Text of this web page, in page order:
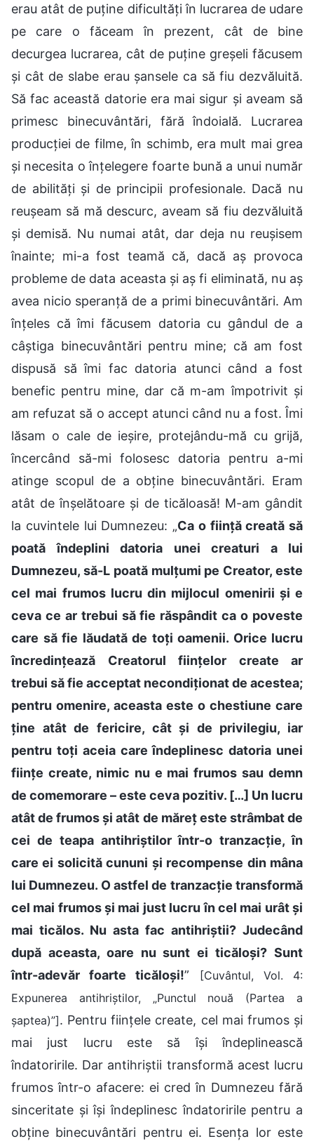
erau atât de puține dificultăți în lucrarea de udare
pe care o făceam în prezent, cât de bine
decurgea lucrarea, cât de puține greșeli făcusem
și cât de slabe erau șansele ca să fiu dezvăluită.
Să fac această datorie era mai sigur și aveam să
primesc binecuvântări, fără îndoială. Lucrarea
producției de filme, în schimb, era mult mai grea
și necesita o înțelegere foarte bună a unui număr
de abilități și de principii profesionale. Dacă nu
reușeam să mă descurc, aveam să fiu dezvăluită
și demisă. Nu numai atât, dar deja nu reușisem
înainte; mi-a fost teamă că, dacă aș provoca
probleme de data aceasta și aș fi eliminată, nu aș
avea nicio speranță de a primi binecuvântări. Am
înțeles că îmi făcusem datoria cu gândul de a
câștiga binecuvântări pentru mine; că am fost
dispusă să îmi fac datoria atunci când a fost
benefic pentru mine, dar că m-am împotrivit și
am refuzat să o accept atunci când nu a fost. Îmi
lăsam o cale de ieșire, protejându-mă cu grijă,
încercând să-mi folosesc datoria pentru a-mi
atinge scopul de a obține binecuvântări. Eram
atât de înșelătoare și de ticăloasă! M-am gândit
la cuvintele lui Dumnezeu: „Ca o ființă creată să
poată îndeplini datoria unei creaturi a lui
Dumnezeu, să-L poată mulțumi pe Creator, este
cel mai frumos lucru din mijlocul omenirii și e
ceva ce ar trebui să fie răspândit ca o poveste
care să fie lăudată de toți oamenii. Orice lucru
încredințează Creatorul ființelor create ar
trebui să fie acceptat necondiționat de acestea;
pentru omenire, aceasta este o chestiune care
ține atât de fericire, cât și de privilegiu, iar
pentru toți aceia care îndeplinesc datoria unei
ființe create, nimic nu e mai frumos sau demn
de comemorare – este ceva pozitiv. […] Un lucru
atât de frumos și atât de măreț este strâmbat de
cei de teapa antihriștilor într-o tranzacție, în
care ei solicită cununi și recompense din mâna
lui Dumnezeu. O astfel de tranzacție transformă
cel mai frumos și mai just lucru în cel mai urât și
mai ticălos. Nu asta fac antihriștii? Judecând
după aceasta, oare nu sunt ei ticăloși? Sunt
într-adevăr foarte ticăloși!” [Cuvântul, Vol. 4:
Expunerea antihriștilor, „Punctul nouă (Partea a
șaptea)”]. Pentru ființele create, cel mai frumos și
mai just lucru este să își îndeplinească
îndatoririle. Dar antihriștii transformă acest lucru
frumos într-o afacere: ei cred în Dumnezeu fără
sinceritate și își îndeplinesc îndatoririle pentru a
obține binecuvântări pentru ei. Esența lor este